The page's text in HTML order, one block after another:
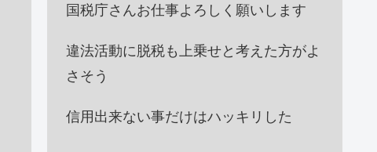
国税庁さんお仕事よろしく願いします
違法活動に脱税も上乗せと考えた方がよ
さそう
信用出来ない事だけはハッキリした